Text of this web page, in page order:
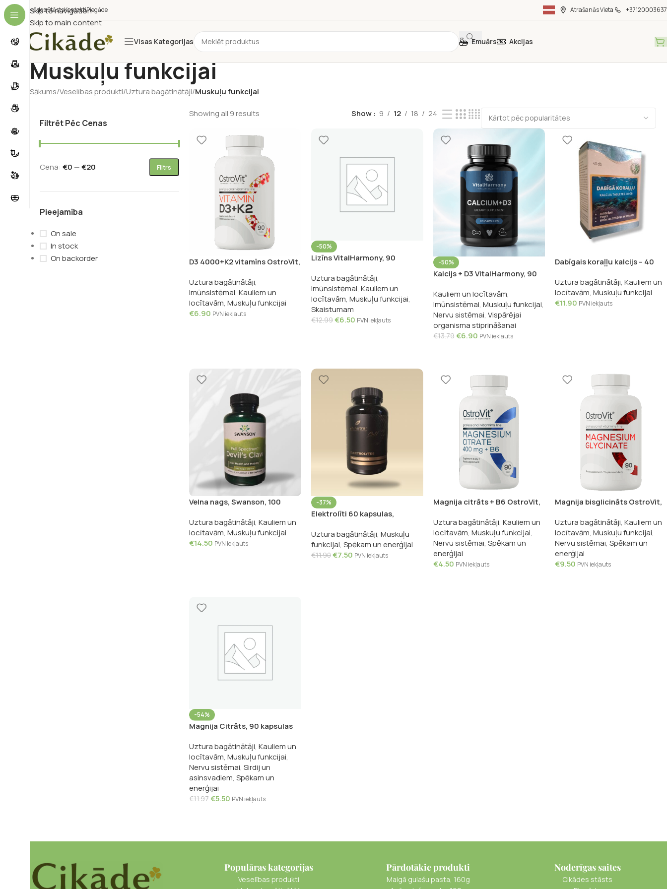
Skip to navigation
Skip to main content
Cikādes StāstsKontaktiPiegāde Atrašanās Vieta +37120003637
Visas Kategorijas Emuārs Akcijas
Muskuļu funkcijai
Sākums/Veselības produkti/Uztura bagātinātāji/Muskuļu funkcijai
Filtrēt Pēc Cenas
Filtrs
Cena: €0 —€20
Pieejamība
On sale
In stock
On backorder
Showing all 9 results Show 9 12 18 24
D3 4000+K2 vitamīns OstroVit,
Uztura bagātinātāji,
Imūnsistēmai, Kauliem un
locītavām, Muskuļu funkcijai
€6.90 PVN iekļauts
-50%
Lizīns VitalHarmony, 90
Uztura bagātinātāji,
Imūnsistēmai, Kauliem un
locītavām, Muskuļu funkcijai,
Skaistumam
€12.99€6.50 PVN iekļauts
-50%
Kalcijs + D3 VitalHarmony, 90
Kauliem un locītavām,
Imūnsistēmai, Muskuļu funkcijai,
Nervu sistēmai, Vispārējai
organisma stiprināšanai
€13.79€6.90 PVN iekļauts
Dabīgais koraļļu kalcijs – 40
Uztura bagātinātāji, Kauliem un
locītavām, Muskuļu funkcijai
€11.90 PVN iekļauts
Velna nags, Swanson, 100
Uztura bagātinātāji, Kauliem un
locītavām, Muskuļu funkcijai
€14.50 PVN iekļauts
-37%
Elektrolīti 60 kapsulas,
Uztura bagātinātāji, Muskuļu
funkcijai, Spēkam un enerģijai
€11.90€7.50 PVN iekļauts
Magnija citrāts + B6 OstroVit,
Uztura bagātinātāji, Kauliem un
locītavām, Muskuļu funkcijai,
Nervu sistēmai, Spēkam un
enerģijai
€4.50 PVN iekļauts
Magnija bisglicināts OstroVit,
Uztura bagātinātāji, Kauliem un
locītavām, Muskuļu funkcijai,
Nervu sistēmai, Spēkam un
enerģijai
€9.50 PVN iekļauts
-54%
Magnija Citrāts, 90 kapsulas
Uztura bagātinātāji, Kauliem un
locītavām, Muskuļu funkcijai,
Nervu sistēmai, Sirdij un
asinsvadiem, Spēkam un
enerģijai
€11.97€5.50 PVN iekļauts
Populāras kategorijas
Veselības produkti
Pārdotākie produkti
Maigā gulašu pasta, 160g
Noderīgas saites
Cikādes stāsts